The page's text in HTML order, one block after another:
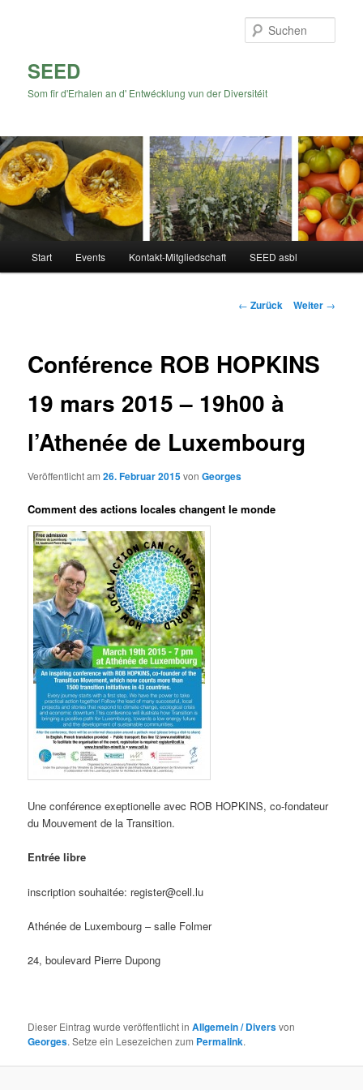
SEED
Som fir d'Erhalen an d' Entwécklung vun der Diversitéit
Start Events Kontakt-Mitgliedschaft SEED asbl
Beitrags-
← Zurück Weiter →
Conférence ROB HOPKINS
19 mars 2015 – 19h00 à
l’Athenée de Luxembourg
Veröffentlicht am26. Februar 2015vonGeorges
Comment des actions locales changent le monde
Une conférence exeptionelle avec ROB HOPKINS, co-fondateur
du Mouvement de la Transition.
Entrée libre
inscription souhaitée: register@cell.lu
Athénée de Luxembourg – salle Folmer
24, boulevard Pierre Dupong
Dieser Eintrag wurde veröffentlicht inAllgemein / Diversvon
Georges. Setze ein Lesezeichen zum Permalink.